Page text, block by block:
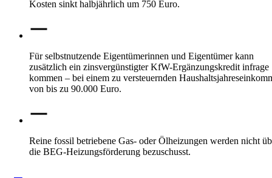
Kosten sinkt halbjährlich um 750 Euro.
Für selbstnutzende Eigentümerinnen und Eigentümer kann
zusätzlich ein zinsvergünstigter KfW-Ergänzungskredit infrage
kommen – bei einem zu versteuernden
von bis zu 90.000 Euro.
Reine fossil betriebene Gas- oder Ölheizungen werden nicht
die BEG-Heizungsförderung bezuschusst.